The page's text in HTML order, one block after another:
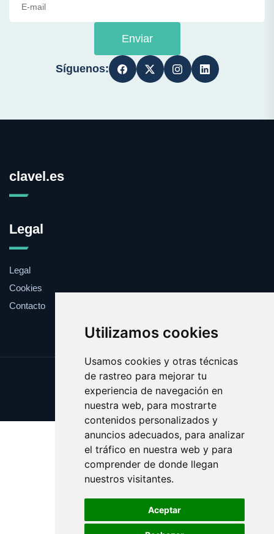
Utilizamos cookies
Usamos cookies y otras técnicas
de rastreo para mejorar tu
experiencia de navegación en
nuestra web, para mostrarte
contenidos personalizados y
anuncios adecuados, para analizar
el tráfico en nuestra web y para
comprender de donde llegan
nuestros visitantes.
Aceptar
Enviar
Síguenos:
clavel.es
Legal
Legal
Cookies
Contacto
Update cookies preferences
Copyright © 2025 clavel.es